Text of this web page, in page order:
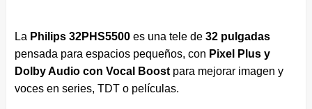
La Philips 32PHS5500es una tele de 32 pulgadas
pensada para espacios pequeños, con Pixel Plus y
Dolby Audio con Vocal Boostpara mejorar imagen y
voces en series, TDT o películas.